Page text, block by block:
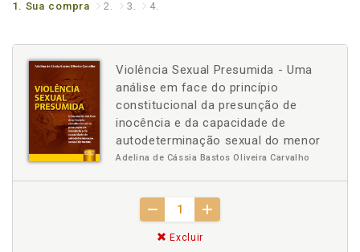
1. Sua compra 2. 3. 4.
Violência Sexual Presumida - Uma
análise em face do princípio
constitucional da presunção de
inocência e da capacidade de
autodeterminação sexual do menor
Adelina de Cássia Bastos Oliveira Carvalho
Excluir